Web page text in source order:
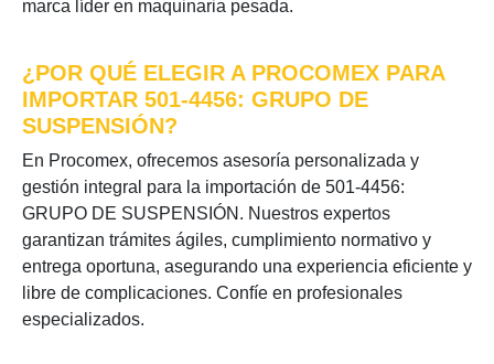
marca líder en maquinaria pesada.
¿POR QUÉ ELEGIR A PROCOMEX PARA
IMPORTAR 501-4456: GRUPO DE
SUSPENSIÓN?
En Procomex, ofrecemos asesoría personalizada y
gestión integral para la importación de 501-4456:
GRUPO DE SUSPENSIÓN. Nuestros expertos
garantizan trámites ágiles, cumplimiento normativo y
entrega oportuna, asegurando una experiencia eficiente y
libre de complicaciones. Confíe en profesionales
especializados.